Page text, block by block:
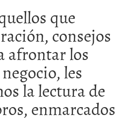
que
consejos
afrontar los
les
la lectura de
enmarcados